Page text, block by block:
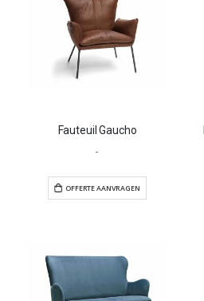
OFFERTE AANVRAGEN
Fauteuil Gaucho
-